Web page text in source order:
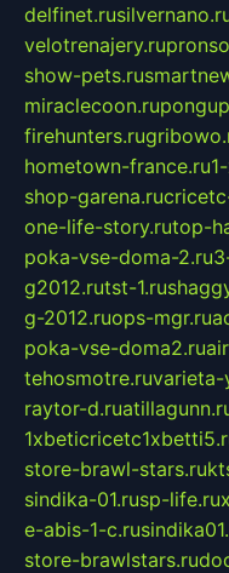
delfinet.ru
velotrenajery.ru
show-pets.ru
miraclecoon.ru
firehunters.ru
hometown-france.ru
shop-garena.ru
one-life-story.rutop-
poka-vse-doma-2.ru
g2012.rutst-1.ru
g-2012.ruops-mgr.ru
poka-vse-doma2.ru
tehosmotre.ruvarieta-
raytor-d.ru
store-brawl-stars.ru
sindika-01.rusp-life.ru
e-abis-1-c.ru
store-brawlstars.ru